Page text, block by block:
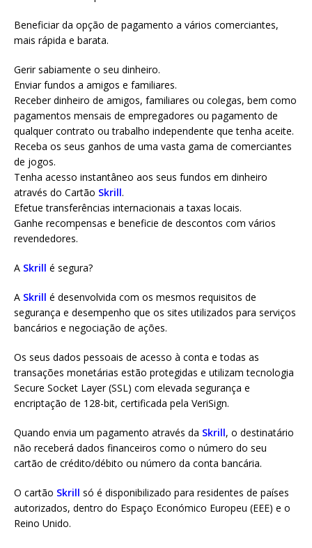
Beneficiar da opção de pagamento a vários comerciantes,
mais rápida e barata.
Gerir sabiamente o seu dinheiro.
Enviar fundos a amigos e familiares.
Receber dinheiro de amigos, familiares ou colegas, bem como
pagamentos mensais de empregadores ou pagamento de
qualquer contrato ou trabalho independente que tenha aceite.
Receba os seus ganhos de uma vasta gama de comerciantes
de jogos.
Tenha acesso instantâneo aos seus fundos em dinheiro
através do Cartão Skrill.
Efetue transferências internacionais a taxas locais.
Ganhe recompensas e beneficie de descontos com vários
revendedores.
A Skrill é segura?
A Skrill é desenvolvida com os mesmos requisitos de
segurança e desempenho que os sites utilizados para serviços
bancários e negociação de ações.
Os seus dados pessoais de acesso à conta e todas as
transações monetárias estão protegidas e utilizam tecnologia
Secure Socket Layer (SSL) com elevada segurança e
encriptação de 128-bit, certificada pela VeriSign.
Quando envia um pagamento através da Skrill, o destinatário
não receberá dados financeiros como o número do seu
cartão de crédito/débito ou número da conta bancária.
O cartão Skrill só é disponibilizado para residentes de países
autorizados, dentro do Espaço Económico Europeu (EEE) e o
Reino Unido.